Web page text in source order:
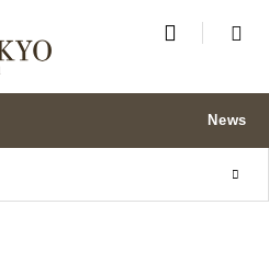

News